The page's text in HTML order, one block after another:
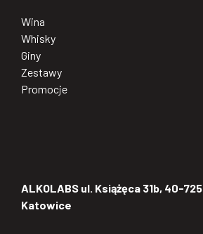
Wina
Whisky
Giny
Zestawy
Promocje
ALKOLABS ul. Książęca 31b, 40-725
Katowice